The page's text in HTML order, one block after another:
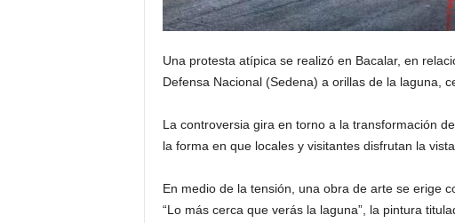
Una protesta atípica se realizó en Bacalar, en
Defensa Nacional (Sedena) a orillas de la laguna,
La controversia gira en torno a la transformación
la forma en que locales y visitantes disfrutan la
En medio de la tensión, una obra de arte se erige
“Lo más cerca que verás la laguna”, la pintura